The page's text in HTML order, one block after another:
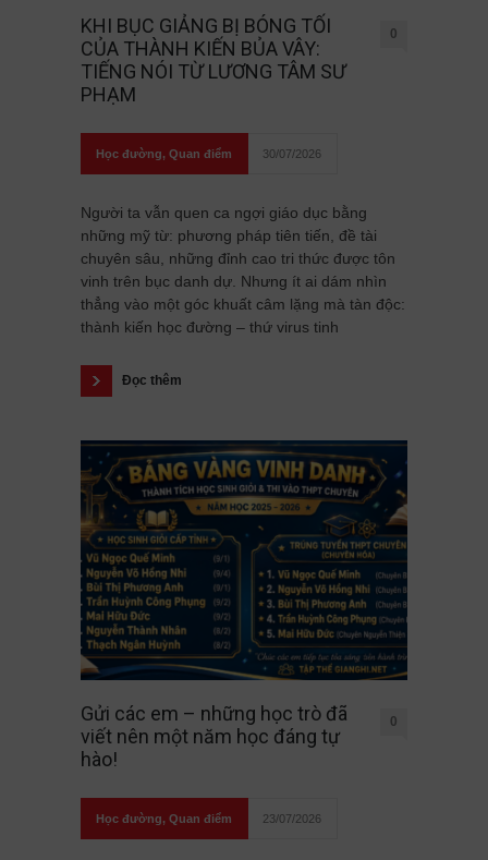
KHI BỤC GIẢNG BỊ BÓNG TỐI
CỦA THÀNH KIẾN BỦA VÂY:
TIẾNG NÓI TỪ LƯƠNG TÂM SƯ
PHẠM
0
Học đường, Quan điểm 30/07/2026
Người ta vẫn quen ca ngợi giáo dục bằng
những mỹ từ: phương pháp tiên tiến, đề tài
chuyên sâu, những đỉnh cao tri thức được tôn
vinh trên bục danh dự. Nhưng ít ai dám nhìn
thẳng vào một góc khuất câm lặng mà tàn độc:
thành kiến học đường – thứ virus tinh
Đọc thêm
Gửi các em – những học trò đã
viết nên một năm học đáng tự
hào!
0
Học đường, Quan điểm 23/07/2026